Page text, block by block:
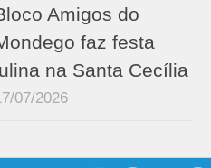
Amigos do
faz festa
na Santa Cecília
07/2026